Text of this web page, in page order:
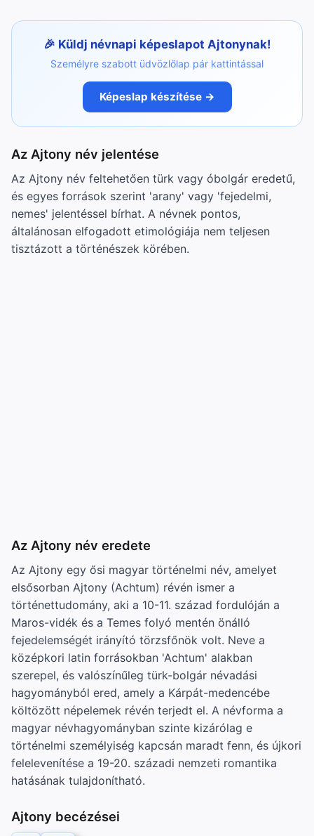
Küldj névnapi képeslapot Ajtonynak!
Személyre szabott üdvözlőlap pár kattintással
Képeslap készítése →
Az Ajtony név jelentése
Az Ajtony név feltehetően türk vagy óbolgár eredetű,
és egyes források szerint 'arany' vagy 'fejedelmi,
nemes' jelentéssel bírhat. A névnek pontos,
általánosan elfogadott etimológiája nem teljesen
tisztázott a történészek körében.
Az Ajtony név eredete
Az Ajtony egy ősi magyar történelmi név, amelyet
elsősorban Ajtony (Achtum) révén ismer a
történettudomány, aki a 10-11. század fordulóján a
Maros-vidék és a Temes folyó mentén önálló
fejedelemségét irányító törzsfőnök volt. Neve a
középkori latin forrásokban 'Achtum' alakban
szerepel, és valószínűleg türk-bolgár névadási
hagyományból ered, amely a Kárpát-medencébe
költözött népelemek révén terjedt el. A névforma a
magyar névhagyományban szinte kizárólag e
történelmi személyiség kapcsán maradt fenn, és újkori
felelevenítése a 19-20. századi nemzeti romantika
hatásának tulajdonítható.
Ajtony becézései